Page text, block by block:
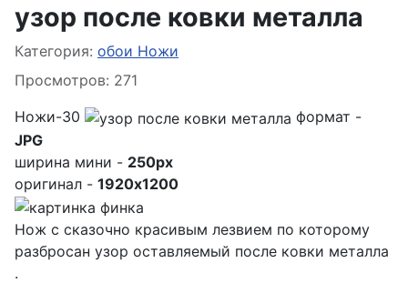
узор после ковки металла
Информация о материале
Категория: обои Ножи
Просмотров: 271
Ножи-30
формат -
JPG
ширина мини - 250px
оригинал - 1920x1200
Нож с сказочно красивым лезвием по которому
разбросан узор оставляемый после ковки металла
.